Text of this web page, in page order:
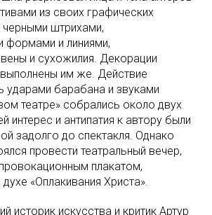
из своих графических
штрихами,
формами и линиями,
и сухожилия. Декорации
им же. Действие
барабана и звуками
театре» собрались около двух
интерес и антипатия к автору были
задолго до спектакля. Однако
провести театральный вечер,
плакатом,
«Оплакивания Христа».
историк искусства и критик Артур